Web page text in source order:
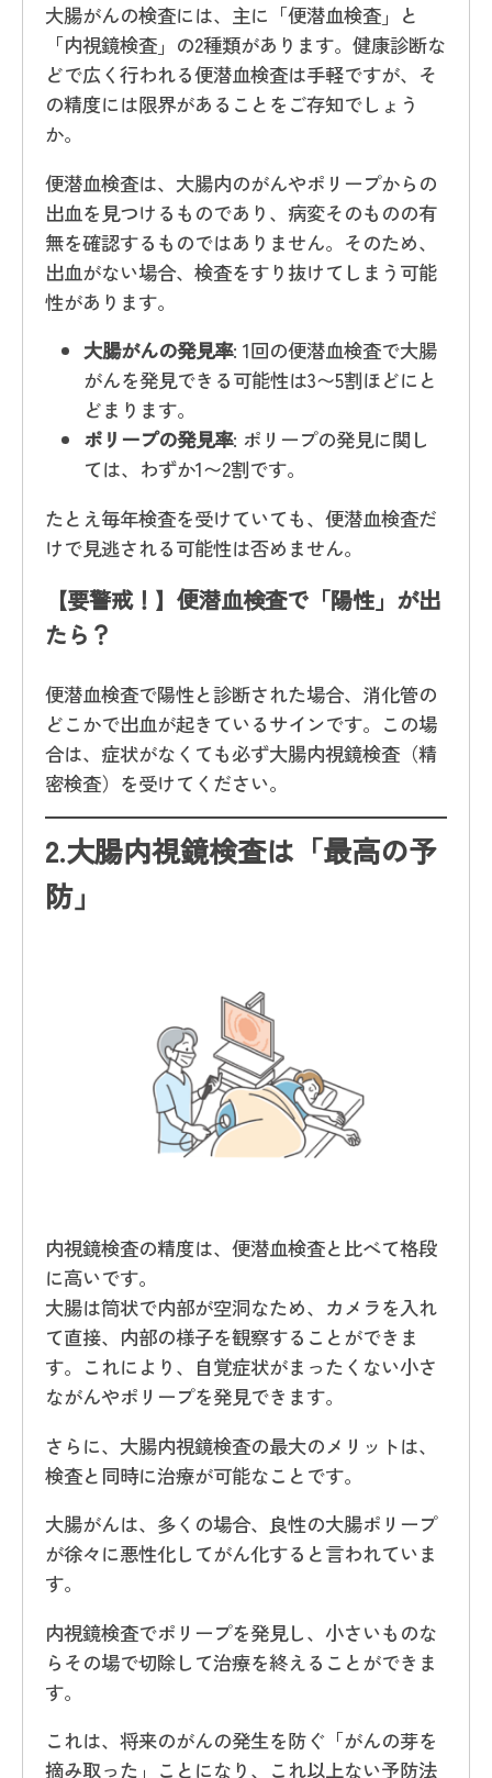
大腸がんの検査には、主に「便潜血検査」と
「内視鏡検査」の2種類があります。健康診断な
どで広く行われる便潜血検査は手軽ですが、そ
の精度には限界があることをご存知でしょう
か。
便潜血検査は、大腸内のがんやポリープからの
出血を見つけるものであり、病変そのものの有
無を確認するものではありません。そのため、
出血がない場合、検査をすり抜けてしまう可能
性があります。
大腸がんの発見率: 1回の便潜血検査で大腸
がんを発見できる可能性は3〜5割ほどにと
どまります。
ポリープの発見率: ポリープの発見に関し
ては、わずか1〜2割です。
たとえ毎年検査を受けていても、便潜血検査だ
けで見逃される可能性は否めません。
【要警戒！】便潜血検査で「陽性」が出
たら？
便潜血検査で陽性と診断された場合、消化管の
どこかで出血が起きているサインです。この場
合は、症状がなくても必ず大腸内視鏡検査（精
密検査）を受けてください。
2.大腸内視鏡検査は「最高の予
防」
内視鏡検査の精度は、便潜血検査と比べて格段
に高いです。
大腸は筒状で内部が空洞なため、カメラを入れ
て直接、内部の様子を観察することができま
す。これにより、自覚症状がまったくない小さ
ながんやポリープを発見できます。
さらに、大腸内視鏡検査の最大のメリットは、
検査と同時に治療が可能なことです。
大腸がんは、多くの場合、良性の大腸ポリープ
が徐々に悪性化してがん化すると言われていま
す。
内視鏡検査でポリープを発見し、小さいものな
らその場で切除して治療を終えることができま
す。
これは、将来のがんの発生を防ぐ「がんの芽を
摘み取った」ことになり、これ以上ない予防法